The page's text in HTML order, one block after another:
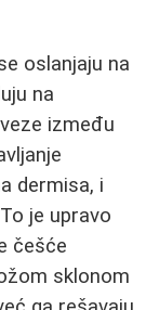
oslanjaju na
na
između
dermisa, i
je upravo
češće
sklonom